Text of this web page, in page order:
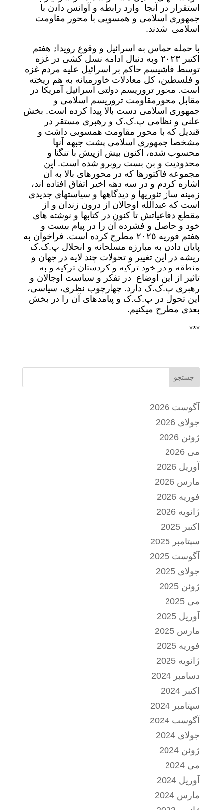
استقرار در آنجا وارد رابطه و آوانس دادن با
جمهوری اسلامی و همسویی با محور مقاومت
اسلامی شدند.
با حمله حماس به اسرائیل و وقوع رویداد هفتم
اکتبر ٢٠٢٣ وبه دنبال ادامه نسل کشی در غزه
توسط فاشیسم حاکم بر اسرائیل علیه مردم غزه
و فلسطین، کل معادلات خاورمیانه به هم ریخته
است. محور تروریسم دولتی اسرائیل آمریکا در
مقابل محورمقاومت تروریسم اسلامی و
جمهوری اسلامی دست بالا پیدا کرده است. بخش
علنی و نظامی پ.ک.ک و رهبری مستقر در
قندیل که با محور مقاومت همسویی داشت و
مشخصا جمهوری اسلامی پشت جبهه آنها
محسوب شده، اکنون بیش ازپیش با تنگنا و
محدودیت و بن بست روبرو شده است. این
مجموعه فاکتورها که در محورهای بالا به آن
اشاره کردم و در سه دهه اخیر اتفاق افتاده اند،
زمینه ساز تئوریها و دیدگاهها و سیاستهای جدیدی
است که عبدالله اوجالان از درون زندان و از
مقطع دفاعیاتش تا کنون در کتابها و نوشته های
خود و حاصل و فشرده آن را در پیام بیست و
هفتم فوریه ٢٠٢٥ مطرح کرده است. فراخوان به
پایان دادن به مبارزه مسلحانه و انحلال پ.ک.ک
ریشه در این تغییر و تحولات چند لایه در جهان و
منطقه و در خود ترکیه و کردستان ترکیه و به
تاثیر از این اوضاع در تفکر و سیاست اوجالان و
رهبری پ.ک.ک دارد. چهارچوب نظری، سیاسی،
این تحول در پ.ک.ک و پیامدهای آن را در بخش
بعدی مطرح میکنیم.
***
جستجو
آگوست 2026
جولای 2026
ژوئن 2026
می 2026
آوریل 2026
مارس 2026
فوریه 2026
ژانویه 2026
اکتبر 2025
سپتامبر 2025
آگوست 2025
جولای 2025
ژوئن 2025
می 2025
آوریل 2025
مارس 2025
فوریه 2025
ژانویه 2025
دسامبر 2024
اکتبر 2024
سپتامبر 2024
آگوست 2024
جولای 2024
ژوئن 2024
می 2024
آوریل 2024
مارس 2024